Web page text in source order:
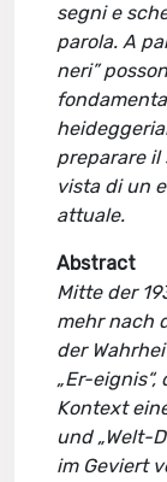
segni e
parola. A
neri”
preparare il
vista di un
attuale.
Abstract
Mitte der
mehr nach
der
„Er-
Kontext
und „Welt-
im Geviert